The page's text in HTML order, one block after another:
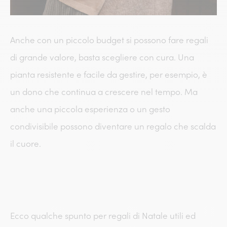
Anche con un piccolo budget si possono fare regali
di grande valore, basta scegliere con cura. Una
pianta resistente e facile da gestire, per esempio, è
un dono che continua a crescere nel tempo. Ma
anche una piccola esperienza o un gesto
condivisibile possono diventare un regalo che scalda
il cuore.
Ecco qualche spunto per regali di Natale utili ed